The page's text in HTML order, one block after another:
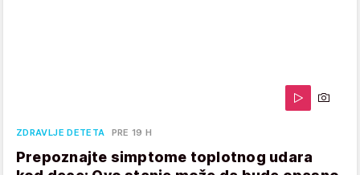
ZDRAVLJE DETETA PRE 19 H
Prepoznajte simptome toplotnog udara